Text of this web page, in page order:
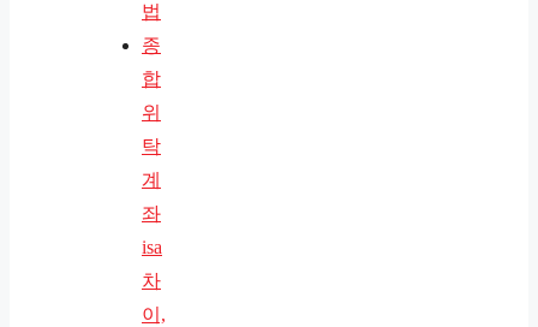
법
종
합
위
탁
계
좌
isa
차
이,